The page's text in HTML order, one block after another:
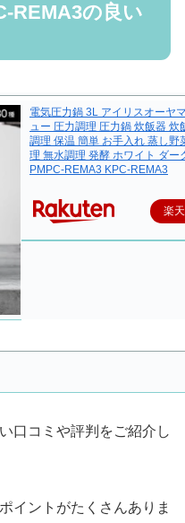
REMA3の良い
電気圧力鍋 3L アイリスオーヤ
ュー 圧力調理 圧力鍋 炊飯器 炊
調理 保温 簡単 お手入れ 蒸し野
理 無水調理 発酵 ホワイト ダー
PMPC-REMA3 KPC-REMA3
楽
口コミや評判をご紹介し
イントがたくさんありま